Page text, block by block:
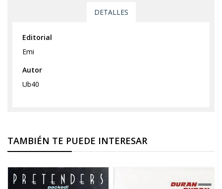
DETALLES
Editorial
Emi
Autor
Ub40
TAMBIÉN TE PUEDE INTERESAR